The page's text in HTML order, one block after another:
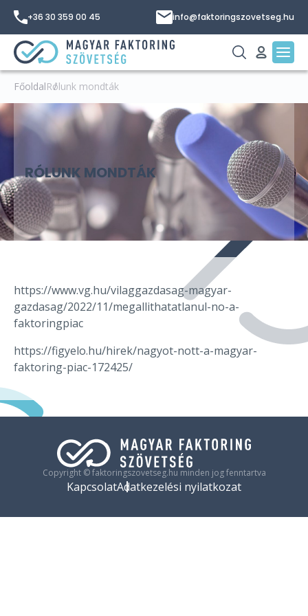
+36 30 359 00 45 info@faktoringszovetseg.hu
FőoldalRólunk mondták
RÓLUNK MONDTÁK
https://www.vg.hu/vilaggazdasag-magyar-
gazdasag/2022/11/megallithatatlanul-no-a-
faktoringpiac
https://figyelo.hu/hirek/nagyot-nott-a-magyar-
faktoring-piac-172425/
Copyright © faktoringszovetseg.hu minden jog fenntartva
KapcsolatAdatkezelési nyilatkozat